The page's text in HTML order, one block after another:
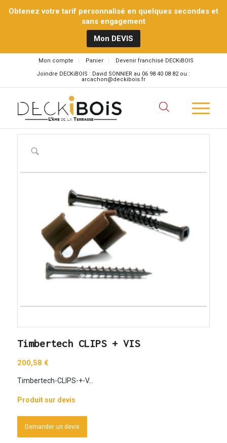
Obtenez votre tarif personnalisé en quelques secondes et
sans engagement
Mon DEVIS
Mon compte Panier
Devenir franchisé DECKiBOIS
Joindre DECKiBOIS : David SONNIER au 06 98 40 08 82 ou :
arcachon@deckibois.fr
Timbertech CLIPS + VIS
200,58 €
Timbertech-CLIPS-+-V…
Produit sur devis
Demander un devis